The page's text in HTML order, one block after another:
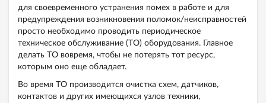
для своевременного устранения помех в работе и для
предупреждения возникновения поломок/неисправностей
просто необходимо проводить периодическое
техническое обслуживание (ТО) оборудования. Главное
делать ТО вовремя, чтобы не потерять тот ресурс,
которым оно еще обладает.
Во время ТО производится очистка схем, датчиков,
контактов и других имеющихся узлов техники,